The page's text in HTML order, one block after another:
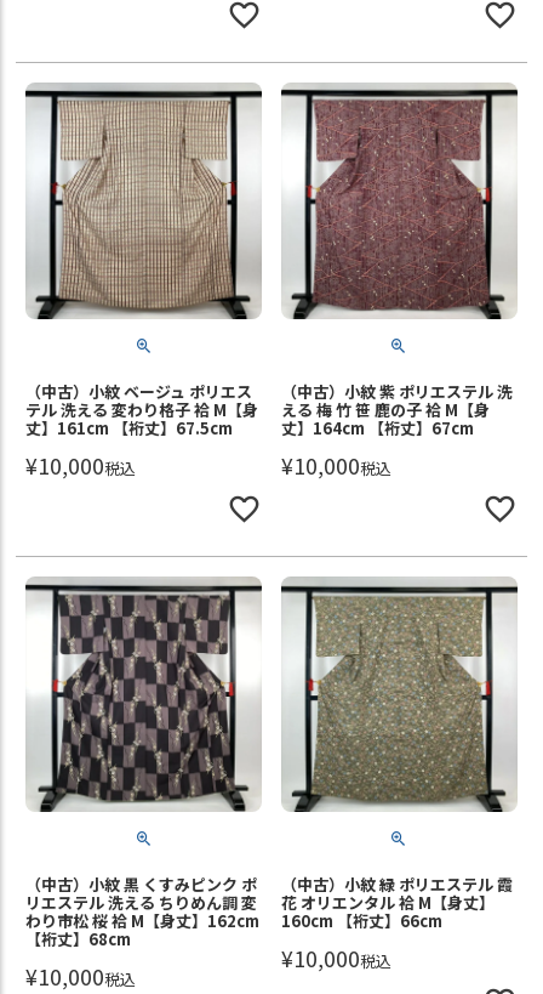
（中古）小紋 ベージュ ポリエス
テル 洗える 変わり格子 袷 M【身
丈】161cm 【裄丈】67.5cm
¥10,000税込
（中古）小紋 紫 ポリエステル 洗
える 梅 竹 笹 鹿の子 袷 M【身
丈】164cm 【裄丈】67cm
¥10,000税込
（中古）小紋 黒 くすみピンク ポ
リエステル 洗える ちりめん調 変
わり市松 桜 袷 M【身丈】162cm
【裄丈】68cm
¥10,000税込
（中古）小紋 緑 ポリエステル 霞
花 オリエンタル 袷 M【身丈】
160cm 【裄丈】66cm
¥10,000税込